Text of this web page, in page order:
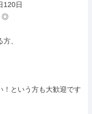
120日
◎
、
！という方も大歓迎です